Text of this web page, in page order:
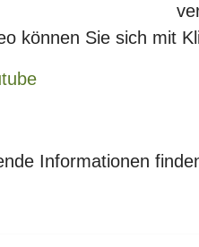
können Sie sich mit
Informationen